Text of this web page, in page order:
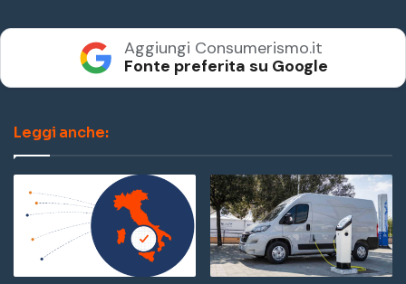
Aggiungi Consumerismo.it
Fonte preferita su Google
Leggi anche: